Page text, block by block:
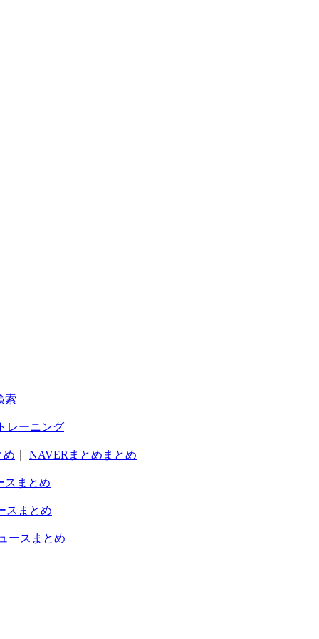
索
レーニング
め NAVERまとめまとめ
スまとめ
スまとめ
ースまとめ